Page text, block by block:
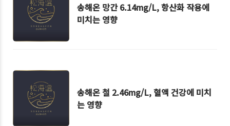
송해온 망간 6.14mg/L, 항산화 작용에
미치는 영향
송해온 철 2.46mg/L, 혈액 건강에 미치
는 영향